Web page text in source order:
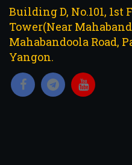
Building D, No.101, 1st
Tower(Near
Mahabandoola Road,
Yangon.